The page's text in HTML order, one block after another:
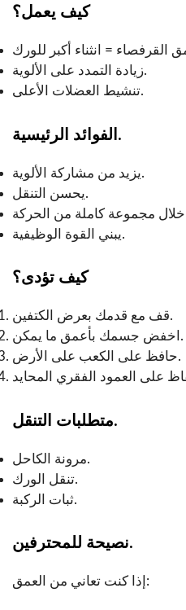
كيف يعمل؟
زيادة التمدد على الألوية.
تنشيط العضلات الأعلى.
الفوائد الرئيسية.
يزيد من مشاركة الألوية.
يحسن التنقل.
يبني القوة الوظيفية.
كيف تؤدى؟
قف مع قدمك بعرض الكتفين.
اخفض جسمك بأعمق ما يمكن.
حافظ على الكعب على الأرض.
متطلبات التنقل.
مرونة الكاحل.
تنقل الورك.
ثبات الركبة.
نصيحة للمحترفين.
إذا كنت تعاني من العمق: